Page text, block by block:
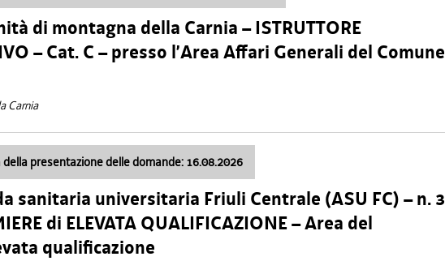
di montagna della Carnia – ISTRUTTORE
– Cat. C – presso l’Area Affari Generali del Comune
Carnia
della presentazione delle domande: 16.08.2026
sanitaria universitaria Friuli Centrale (ASU FC) – n. 3
di ELEVATA QUALIFICAZIONE – Area del
qualificazione